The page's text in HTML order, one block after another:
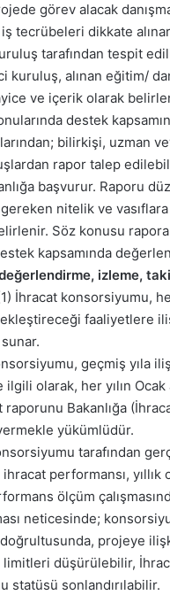
görev alacak
tecrübeleri dikkate
tarafından tespit
kuruluş, alınan eğitim/
ve içerik olarak
destek
bilirkişi, uzman
rapor talep
başvurur. Raporu
gereken nitelik ve
Söz konusu
kapsamında
izleme,
1) İhracat konsorsiyumu,
faaliyetlere
geçmiş yıla
olarak, her yılın Ocak
raporunu Bakanlığa
yükümlüdür.
tarafından
performansı, yıllık
ölçüm
neticesinde;
projeye
limitleri düşürülebilir,
statüsü sonlandırılabilir.